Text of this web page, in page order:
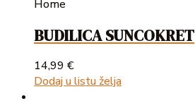
Home
BUDILICA SUNCOKRET
14,99 €
Dodaj u listu želja